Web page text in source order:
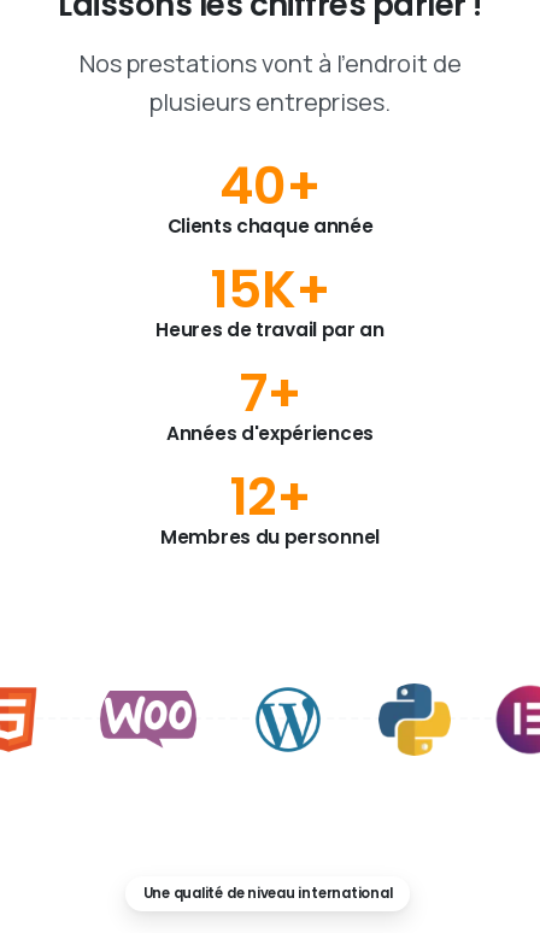
Nos prestations vont à l'endroit de
plusieurs entreprises.
40+
Clients chaque année
15K+
Heures de travail par an
7+
Années d'expériences
12+
Membres du personnel
Une qualité de niveau international